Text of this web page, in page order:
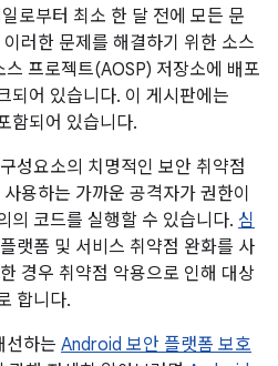
로부터 최소 한 달 전에 모든 문
러한 문제를 해결하기 위한 소스
프로젝트(AOSP) 저장소에 배포
되어 있습니다. 이 게시판에는
함되어 있습니다.
성요소의 치명적인 보안 취약점
용하는 가까운 공격자가 권한이
의 코드를 실행할 수 있습니다. 심
랫폼 및 서비스 취약점 완화를 사
경우 취약점 악용으로 인해 대상
합니다.
선하는 Android 보안 플랫폼 보호